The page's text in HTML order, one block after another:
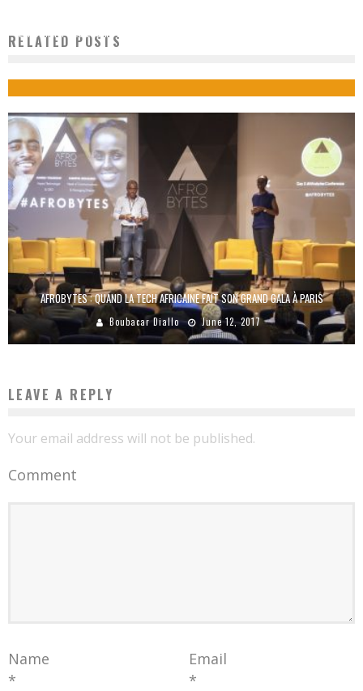
RELATED POSTS
LANCEMENT DES ESSAIS DU “PREMIER DRONE SUPERSONIQUE AFRICAIN” FABRIQUÉ
AFROBYTES : QUAND LA TECH AFRICAINE FAIT SON GRAND GALA À PARIS
Boubacar Diallo June 12, 2017
LEAVE A REPLY
Your email address will not be published.
Comment
Name
*
Email
*